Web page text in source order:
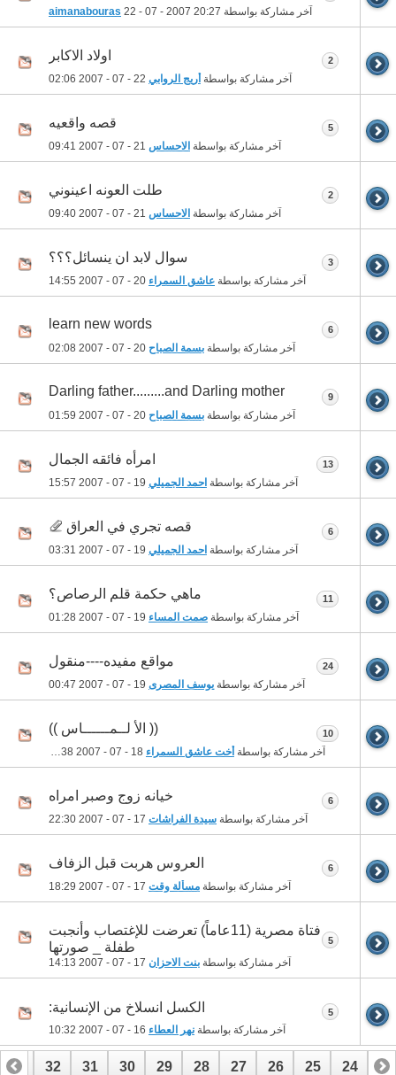
آخر مشاركة بواسطة aimanabouras 22 - 07 - 2007 20:27
اولاد الاكابر
آخر مشاركة بواسطة أريج الروابي 02:06
2
قصه واقعيه
آخر مشاركة بواسطة الاحساس 09:41
5
طلت العونه اعينوني
آخر مشاركة بواسطة الاحساس 09:40
2
سوال لابد ان ينسائل؟؟؟
آخر مشاركة بواسطة عاشق السمراء 14:55
3
learn new words
آخر مشاركة بواسطة بسمة الصباح 02:08
6
Darling father.........and Darling mother
آخر مشاركة بواسطة بسمة الصباح 01:59
9
امرأه فائقه الجمال
آخر مشاركة بواسطة احمد الجميلي 15:57
13
قصه تجري في العراق
آخر مشاركة بواسطة احمد الجميلي 03:31
6
ماهي حكمة قلم الرصاص؟
آخر مشاركة بواسطة صمت المساء 01:28
11
مواقع مفيده----منقول
آخر مشاركة بواسطة يوسف المصرى 00:47
24
(( الأ لــمــــــاس ))
آخر مشاركة بواسطة أخت عاشق السمراء 01:38
10
خيانه زوج وصبر امراه
آخر مشاركة بواسطة سيدة الفراشات 22:30
6
العروس هربت قبل الزفاف
آخر مشاركة بواسطة مسألة وقت 18:29
6
فتاة مصرية (11عاماً) تعرضت للإغتصاب وأنجبت
طفلة _ صورتها
آخر مشاركة بواسطة بنت الاحزان 14:13
5
الكسل انسلاخ من الإنسانية:
آخر مشاركة بواسطة نهر العطاء 10:32
5
23
24
25
26
27
28
29
30
31
32
33